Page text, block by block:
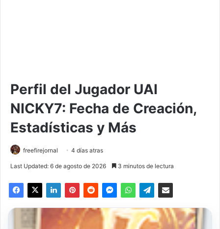
Perfil del Jugador UAIㅤ
NICKY7: Fecha de Creación,
Estadísticas y Más
freefirejornal 4 días atras
Last Updated: 6 de agosto de 2026 3 minutos de lectura